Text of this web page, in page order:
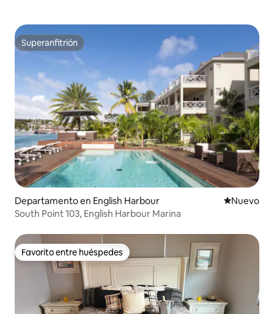
Superanfitrión
Superanfitrión
Departamento en English Harbour Nuevo
Nuevo
South Point 103, English Harbour Marina
Favorito entre huéspedes
Favorito entre huéspedes